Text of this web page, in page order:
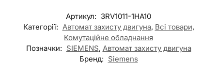
Артикул: 3RV1011-1HA10
Категорії: Автомат захисту двигуна, Всі товари,
Комутаційне обладнання
Позначки: SIEMENS, Автомат захисту двигуна
Бренд: Siemens